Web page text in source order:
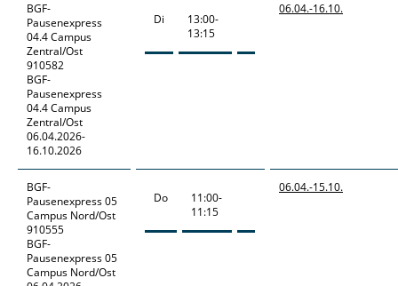
BGF-
Pausenexpress
04.4 Campus
Zentral/Ost
910582
BGF-
Pausenexpress
04.4 Campus
Zentral/Ost
06.04.2026-
16.10.2026
Di
13:00-
13:15
06.04.-16.10.
BGF-
Pausenexpress05
Campus Nord/Ost
910555
BGF-
Pausenexpress 05
Campus Nord/Ost
Do
11:00-
11:15
06.04.-15.10.